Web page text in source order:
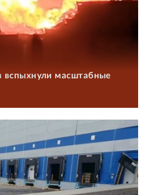
вспыхнули масштабные